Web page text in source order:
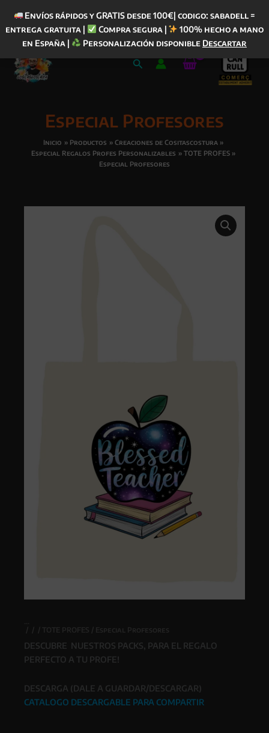
Envíos rápidos y GRATIS desde 100€| codigo: sabadell =
entrega gratuita |
Compra segura |
100% hecho a mano
en España |
Personalización disponible Descartar
contenido
Buscar
Especial Profesores
Inicio Productos
Creaciones de Cositascostura
Especial Regalos Profes Personalizables
TOTE PROFES
Especial Profesores
DESCUBRE NUESTROS PACKS, PARA EL REGALO
PERFECTO A TU PROFE!
DESCARGA (DALE A GUARDAR/DESCARGAR)
CATALOGO DESCARGABLE PARA COMPARTIR